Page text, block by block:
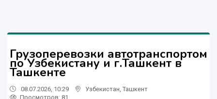
Грузоперевозки автотранспортом
по Узбекистану и г.Ташкент в
Ташкенте
08.07.2026, 10:29 Узбекистан Ташкент
Просмотров: 81